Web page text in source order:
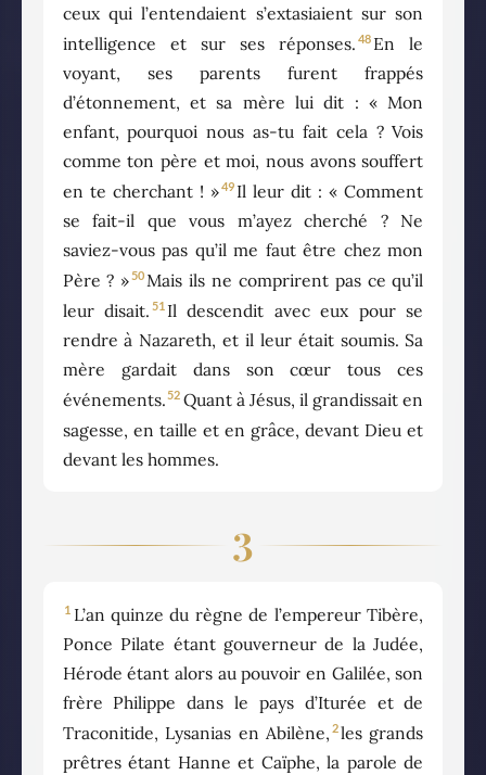
ceux qui l’entendaient s’extasiaient sur son
intelligence et sur ses réponses. 48 En le
voyant, ses parents furent frappés
d’étonnement, et sa mère lui dit : « Mon
enfant, pourquoi nous as-tu fait cela ? Vois
comme ton père et moi, nous avons souffert
en te cherchant ! »49 Il leur dit : « Comment
se fait-il que vous m’ayez cherché ? Ne
saviez-vous pas qu’il me faut être chez mon
Père ? »50Mais ils ne comprirent pas ce qu’il
leur disait. 51 Il descendit avec eux pour se
rendre à Nazareth, et il leur était soumis. Sa
mère gardait dans son cœur tous ces
événements.52 Quant à Jésus, il grandissait en
sagesse, en taille et en grâce, devant Dieu et
devant les hommes.
3
1 L’an quinze du règne de l’empereur Tibère,
Ponce Pilate étant gouverneur de la Judée,
Hérode étant alors au pouvoir en Galilée, son
frère Philippe dans le pays d’Iturée et de
Traconitide, Lysanias en Abilène, 2les grands
prêtres étant Hanne et Caïphe, la parole de